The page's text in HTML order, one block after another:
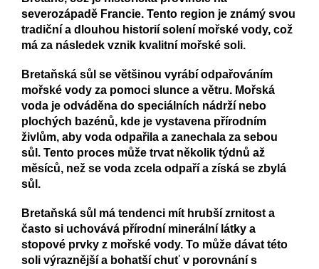
severozápadě Francie. Tento region je známý svou
tradiční a dlouhou historií solení mořské vody, což
má za následek vznik kvalitní mořské soli.
Bretaňská sůl se většinou vyrábí odpařováním
mořské vody za pomoci slunce a větru. Mořská
voda je odváděna do speciálních nádrží nebo
plochých bazénů, kde je vystavena přírodním
živlům, aby voda odpařila a zanechala za sebou
sůl. Tento proces může trvat několik týdnů až
měsíců, než se voda zcela odpaří a získá se zbylá
sůl.
Bretaňská sůl má tendenci mít hrubší zrnitost a
často si uchovává přírodní minerální látky a
stopové prvky z mořské vody. To může dávat této
soli výraznější a bohatší chuť v porovnání s